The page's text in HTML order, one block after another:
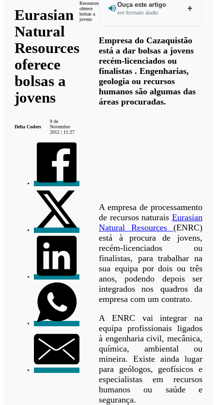
Eurasian
Natural
Resources
oferece
bolsas a
jovens
Delta Coders
9 de
Novembro
2012 | 11:27
Ouça este artigo
em formato áudio
Ouvir
este
artigo
Empresa do Cazaquistão
está a dar bolsas a jovens
recém-licenciados ou
finalistas . Engenharias,
geologia ou recursos
humanos são algumas das
áreas procuradas.
A empresa de processamento
de recursos naturais Eurasian
Natural Resources (ENRC)
está à procura de jovens,
recém-licenciados ou
finalistas, para trabalhar na
sua equipa por dois ou três
anos, podendo depois ser
integrados nos quadros da
empresa com um contrato.
A ENRC vai integrar na
equipa profissionais ligados
à engenharia civil, mecânica,
química, ambiental ou
mineira. Existe ainda lugar
para geólogos, geofísicos e
especialistas em recursos
humanos ou saúde e
segurança.